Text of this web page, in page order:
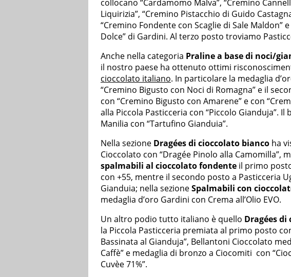
collocano “Cardamomo Malva”, “Cremino
Liquirizia”, “Cremino Pistacchio di Guido
“Cremino Fondente con Scaglie di Sale Maldon”
Dolce” di Gardini. Al terzo posto troviamo
Anche nella categoria Praline a base di noci/
il nostro paese ha ottenuto ottimi
cioccolato italiano. In particolare la medaglia
“Cremino Bigusto con Noci di Romagna” e il
con “Cremino Bigusto con Amarene” e con
alla Piccola Pasticceria con “Piccolo Gianduja”.
Manilia con “Tartufino Gianduia”.
Nella sezione Dragées di cioccolato bianco ha
Cioccolato con “Dragée Pinolo alla Camomilla”,
spalmabili al cioccolato fondente il primo
con +55, mentre il secondo posto a Pasticceria
Gianduia; nella sezioneSpalmabili con
medaglia d’oro Gardini con Crema all’Olio EVO.
Un altro podio tutto italiano è quello Dragées
la Piccola Pasticceria premiata al primo posto
Bassinata al Gianduja”, Bellantoni Cioccolato
Caffè” e medaglia di bronzo a Ciocomiti con
Cuvèe 71%”.